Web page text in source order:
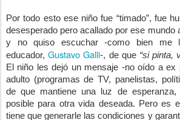
Por todo esto ese niño fue “timado”, fue
desesperado pero acallado por ese mundo
y no quiso escuchar -como bien me
educador, Gustavo Galli-, de que “si pinta,
El niño les dejó un mensaje -no oído a ex
adulto (programas de TV, panelistas,
de que mantiene una luz de
posible para otra vida deseada. Pero es
tiene que generarle las condiciones y